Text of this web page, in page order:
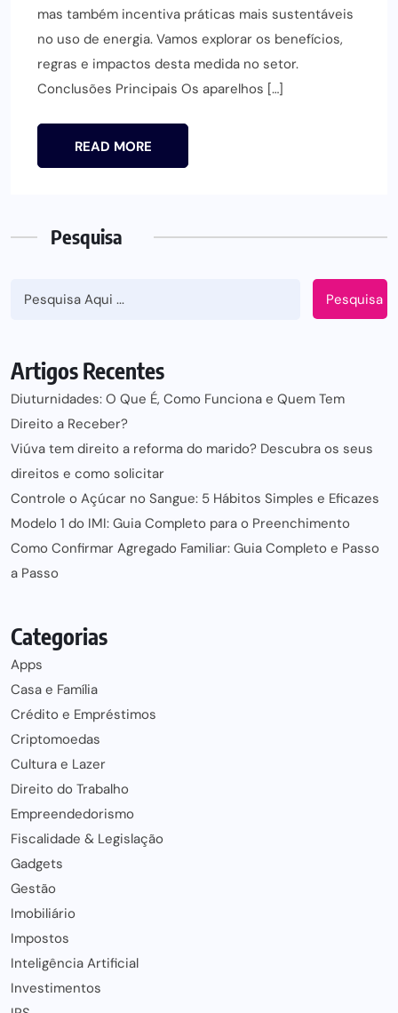
mas também incentiva práticas mais sustentáveis
no uso de energia. Vamos explorar os benefícios,
regras e impactos desta medida no setor.
Conclusões Principais Os aparelhos […]
READ MORE
Pesquisa
Pesquisa
Artigos Recentes
Diuturnidades: O Que É, Como Funciona e Quem Tem
Direito a Receber?
Viúva tem direito a reforma do marido? Descubra os seus
direitos e como solicitar
Controle o Açúcar no Sangue: 5 Hábitos Simples e Eficazes
Modelo 1 do IMI: Guia Completo para o Preenchimento
Como Confirmar Agregado Familiar: Guia Completo e Passo
a Passo
Categorias
Apps
Casa e Família
Crédito e Empréstimos
Criptomoedas
Cultura e Lazer
Direito do Trabalho
Empreendedorismo
Fiscalidade & Legislação
Gadgets
Gestão
Imobiliário
Impostos
Inteligência Artificial
Investimentos